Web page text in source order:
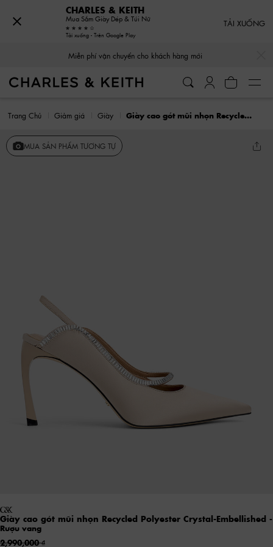
Miễn phí vận chuyển cho khách hàng mới
Trang Chủ Giảm giá Giày Giày cao gót mũi nhọn Recycled Polyester Crystal-Embellished
MUA SẢN PHẨM TƯƠNG TỰ
Giày cao gót mũi nhọn Recycled Polyester Crystal-Embellished -
Rượu vang
2,990,000
CHARLES & KEITH
Mua Sắm Giày Dép & Túi Nữ
Tải xuống - Trên Google Play
TẢI XUỐNG